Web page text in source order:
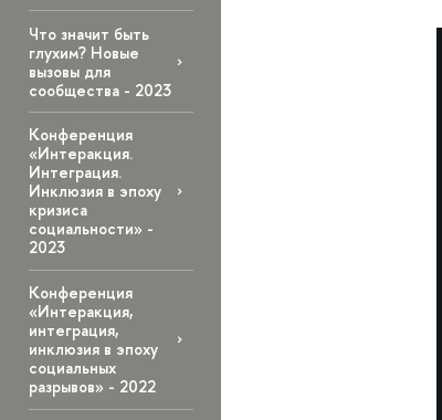
Что значит быть
глухим? Новые
вызовы для
сообщества - 2023
Конференция
«Интеракция.
Интеграция.
Инклюзия в эпоху
кризиса
социальности» -
2023
Конференция
«Интеракция,
интеграция,
инклюзия в эпоху
социальных
разрывов» - 2022